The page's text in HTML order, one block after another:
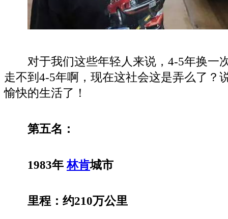
对于我们这些年轻人来说，4-5年换一
走不到4-5年啊，现在这社会这是弄么了？
愉快的生活了！
第五名：
1983年林肯城市
里程：约210万公里